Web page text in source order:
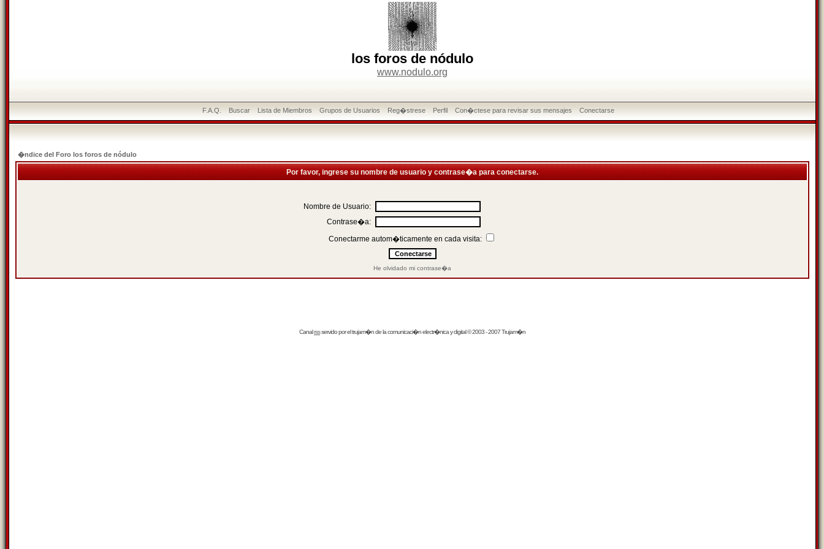
los foros de nódulo
www.nodulo.org
F.A.Q. Buscar Lista de Miembros Grupos de Usuarios Reg�strese Perfil Con�ctese para revisar sus mensajes Conectarse
�ndice del Foro los foros de nódulo
Por favor, ingrese su nombre de usuario y contrase�a para conectarse.
Nombre de Usuario:
Contrase�a:
Conectarme autom�ticamente en cada visita:
He olvidado mi contrase�a
Canalrssservido por eltrujam�nde la comunicaci�n electr�nica y digital © 2003 - 2007 Trujam�n